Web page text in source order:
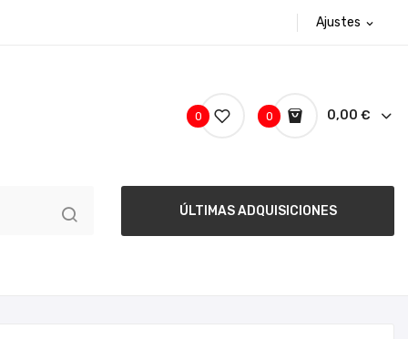
Ajustes expand_more
0 0,00 €
0
ÚLTIMAS ADQUISICIONES